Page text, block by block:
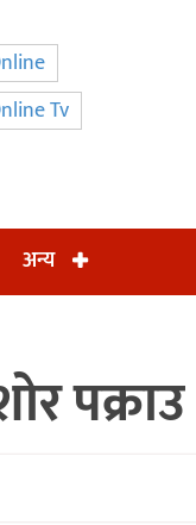
Tv
अन्य
पक्राउ